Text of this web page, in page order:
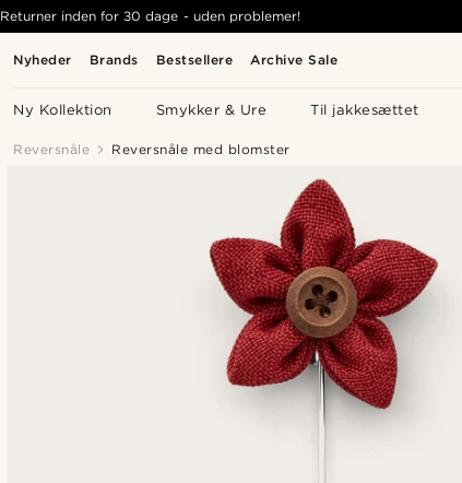
Nyheder Brands Bestsellere Archive Sale
Ny Kollektion Smykker & Ure Til jakkesættet
Returner inden for 30 dage - uden problemer!
Reversnåle Reversnåle med blomster